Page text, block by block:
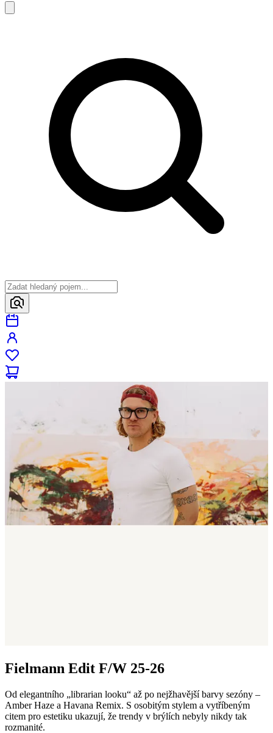
Fielmann Edit F/W 25-26​
Od elegantního „librarian looku“ až po nejžhavější barvy sezóny –
Amber Haze a Havana Remix. S osobitým stylem a vytříbeným
citem pro estetiku ukazují, že trendy v brýlích nebyly nikdy tak
rozmanité.